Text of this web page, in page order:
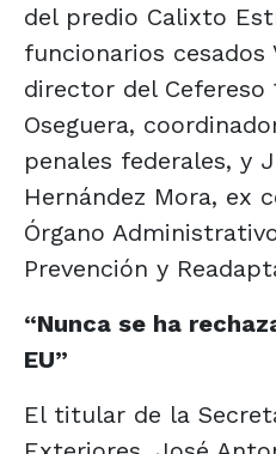
del predio Calixto
funcionarios cesados
director del Cefereso
Oseguera,
penales federales, y
Hernández Mora, ex
Órgano
Prevención y
“Nunca se ha
EU”
El titular de la